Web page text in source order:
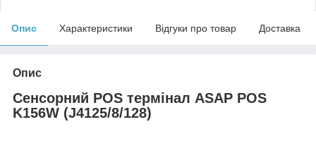
Опис Характеристики Відгуки про товар Доставка
Опис
Сенсорний POS термінал ASAP POS
K156W (J4125/8/128)